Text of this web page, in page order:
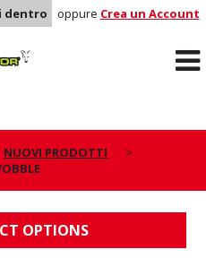
dentro oppure Crea un Account
NUOVI PRODOTTI
OPTIONS